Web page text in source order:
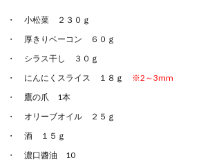
小松菜 ２３０ｇ
厚きりベーコン ６０ｇ
シラス干し ３０ｇ
にんにくスライス １８ｇ
※2～3mm
鷹の爪 1本
オリーブオイル ２５ｇ
酒 １５ｇ
濃口醬油 10